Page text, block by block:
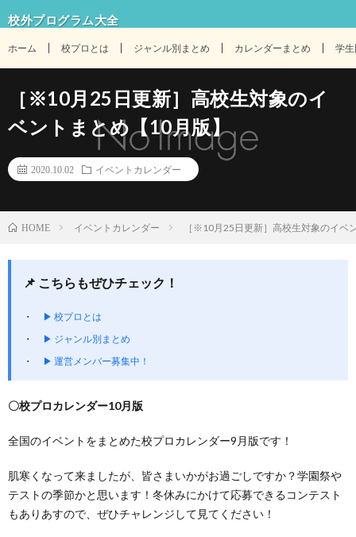
校外プログラム大全
ホーム 校プロとは ジャンル別まとめ カレンダーまとめ 学
［※10月25日更新］高校生対象のイ
ベントまとめ【10月版】
2020.10.02 イベントカレンダー
HOME イベントカレンダー ［※10月25日更新］高校生対象のイベ
📌 こちらもぜひチェック！
▶ 校プロとは
▶ ジャンル別まとめ
▶ 運営メンバー募集中！
〇校プロカレンダー10月版
全国のイベントをまとめた校プロカレンダー9月版です！
肌寒くなって来ましたが、皆さまいかがお過ごしですか？学園祭や
テストの季節かと思います！冬休みにかけて応募できるコンテスト
もありあすので、ぜひチャレンジして見てください！